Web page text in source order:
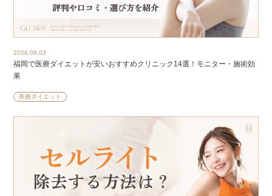
2026.08.03
福岡で医療ダイエットが安いおすすめクリニック14選！モニター・施術効
果
医療ダイエット